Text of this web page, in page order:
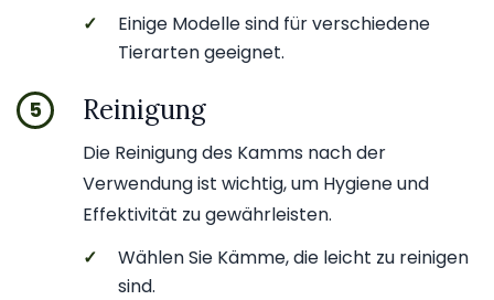
✓
Einige Modelle sind für verschiedene
Tierarten geeignet.
5 Reinigung
Die Reinigung des Kamms nach der
Verwendung ist wichtig, um Hygiene und
Effektivität zu gewährleisten.
✓
Wählen Sie Kämme, die leicht zu reinigen
sind.